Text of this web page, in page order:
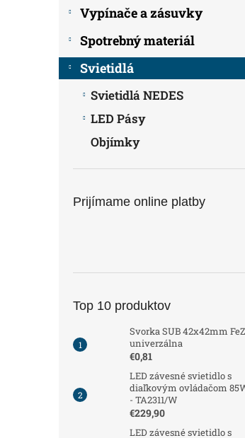
Vypínače a zásuvky
Spotrebný materiál
Svietidlá
Svietidlá NEDES
LED Pásy
Objímky
Prijímame online platby
Top 10 produktov
Svorka SUB 42x42mm
univerzálna
€0,81
LED závesné svietidlo s
diaľkovým ovládačom
- TA2311/W
€229,90
LED závesné svietidlo s